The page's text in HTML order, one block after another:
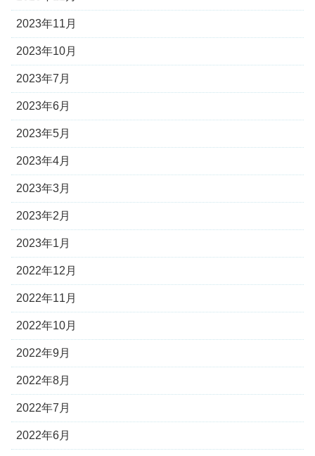
2023年11月
2023年10月
2023年7月
2023年6月
2023年5月
2023年4月
2023年3月
2023年2月
2023年1月
2022年12月
2022年11月
2022年10月
2022年9月
2022年8月
2022年7月
2022年6月